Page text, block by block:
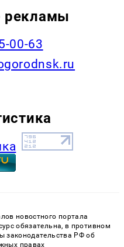
рекламы
00-63
новостного портала
обязательна, в противном
законодательства РФ об
правах